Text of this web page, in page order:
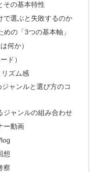
その基本特性
で選ぶと失敗するのか
の「3つの基本軸」
何か）
ド）
ズム感
ャンルと選び方のコ
ジャンルの組み合わせ
ー動画
想
察